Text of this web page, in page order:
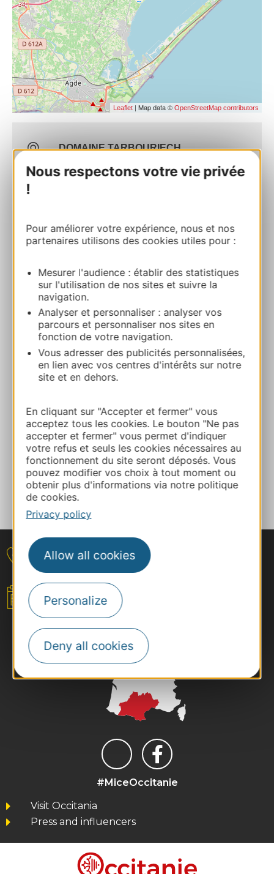
Nous respectons votre vie privée
!
Pour améliorer votre expérience, nous et nos
partenaires utilisons des cookies utiles pour :
Mesurer l'audience : établir des statistiques
sur l'utilisation de nos sites et suivre la
navigation.
Analyser et personnaliser : analyser vos
parcours et personnaliser nos sites en
fonction de votre navigation.
Vous adresser des publicités personnalisées,
en lien avec vos centres d'intérêts sur notre
site et en dehors.
En cliquant sur "Accepter et fermer" vous
acceptez tous les cookies. Le bouton "Ne pas
accepter et fermer" vous permet d'indiquer
votre refus et seuls les cookies nécessaires au
fonctionnement du site seront déposés. Vous
pouvez modifier vos choix à tout moment ou
obtenir plus d'informations via notre politique
de cookies.
Privacy policy
Allow all cookies
Personalize
Deny all cookies
Leaflet | Map data © OpenStreetMap contributors
DOMAINE TARBOURIECH
34340 MARSEILLAN
Website
Commercial contact
Margaux PONSOYE
04 11 79 02 70
E-mail
Facebook
ADD TO FAVORITES
Tell us about your event
Contact
Your event
#MiceOccitanie
Visit Occitania
Press and influencers